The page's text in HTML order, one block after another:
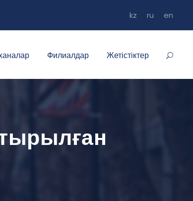
kz ru en
Филиалдар Жетістіктер